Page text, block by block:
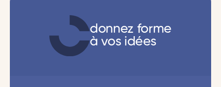
donnez forme
à vos idées